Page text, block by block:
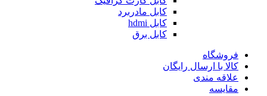
کابل مادربرد
کابل hdmi
کابل برق
فروشگاه
کالا با ارسال رایگان
علاقه مندی
مقایسه